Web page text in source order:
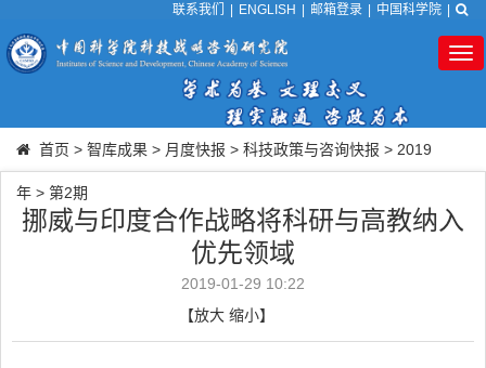
联系我们 ENGLISH 邮箱登录 中国科学院
首页 > 智库成果 > 月度快报 > 科技政策与咨询快报 > 2019
年 > 第2期
挪威与印度合作战略将科研与高教纳入
优先领域
2019-01-29 10:22
【放大 缩小】